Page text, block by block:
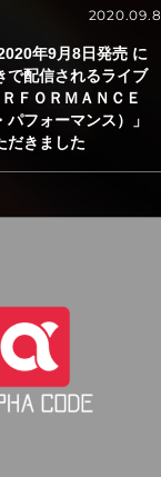
2020.09.8
年9月8日発売 に
で配信されるライブ
ＦＯＲＭＡＮＣＥ
パフォーマンス）」
だきました